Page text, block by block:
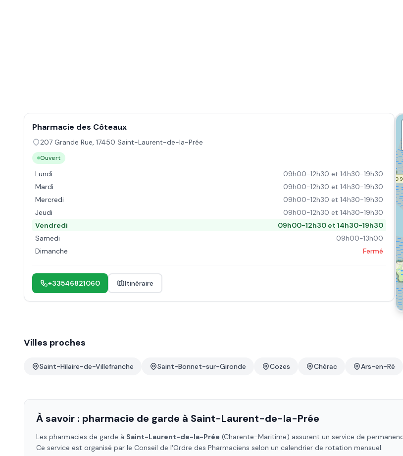
Pharmacie des Côteaux
207 Grande Rue, 17450 Saint-Laurent-de-la-Prée
Ouvert
Lundi
09h00-12h30 et 14h30-19h30
Mardi
09h00-12h30 et 14h30-19h30
Mercredi
09h00-12h30 et 14h30-19h30
Jeudi
09h00-12h30 et 14h30-19h30
Vendredi
09h00-12h30 et 14h30-19h30
Samedi
09h00-13h00
Dimanche
Fermé
+33546821060 Itinéraire
Villes proches
Saint-Hilaire-de-Villefranche Saint-Bonnet-sur-Gironde Cozes Chérac Ars-en-Ré
À savoir : pharmacie de garde à Saint-Laurent-de-la-Prée
Les pharmacies de garde à Saint-Laurent-de-la-Prée (Charente-Maritime) assurent un service de
Ce service est organisé par le Conseil de l'Ordre des Pharmaciens selon un calendrier de rotation mensuel.